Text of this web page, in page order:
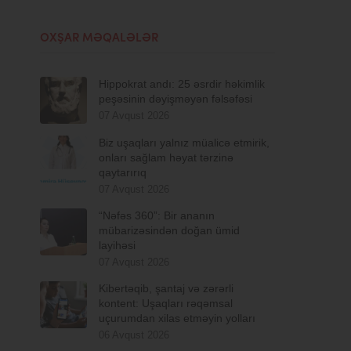
OXŞAR MƏQALƏLƏR
Hippokrat andı: 25 əsrdir həkimlik
peşəsinin dəyişməyən fəlsəfəsi
Biz uşaqları yalnız müalicə etmirik,
onları sağlam həyat tərzinə
qaytarırıq
“Nəfəs 360”: Bir ananın
mübarizəsindən doğan ümid
layihəsi
Kibertəqib, şantaj və zərərli
kontent: Uşaqları rəqəmsal
uçurumdan xilas etməyin yolları